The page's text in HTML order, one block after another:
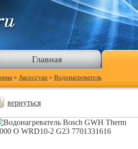
Главная
» Аксессуар » Водонагреватель
вернуться